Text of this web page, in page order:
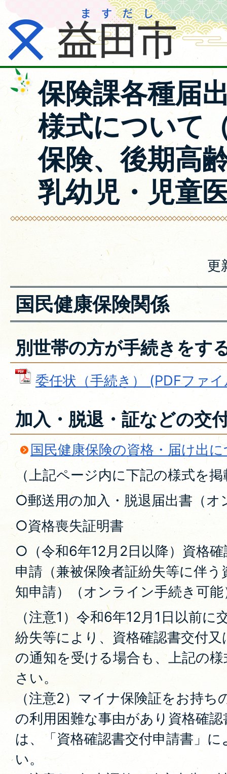
保険課各種届
様式について
保険、後期高
乳幼児・児童
更
国民健康保険関係
別世帯の方が手続きをす
委任状（手続き） (PDFファ
加入・脱退・証などの交
国民健康保険の資格・届け出
（上記ページ内に下記の様式を
○郵送用の加入・脱退届出書（オ
○資格喪失証明書
○（令和6年12月2日以降）資格
申請（兼被保険者証紛失等に伴
知申請）（オンライン手続き可能
（注意1）令和6年12月1日以前
紛失等により、資格確認書交付
の通知を受ける場合も、上記の
さい。
（注意2）マイナ保険証をお持
の利用困難な事由があり資格確
は、「資格確認書交付申請書」
い。